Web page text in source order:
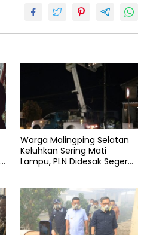
Warga Malingping Selatan
Keluhkan Sering Mati
Lampu, PLN Didesak Segera